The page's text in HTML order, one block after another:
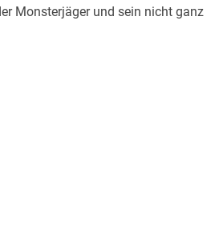
Monsterjäger und sein nicht ganz
so seine über alles geliebte
verlassen kann, sind seine
des Biests zu durchschauen,